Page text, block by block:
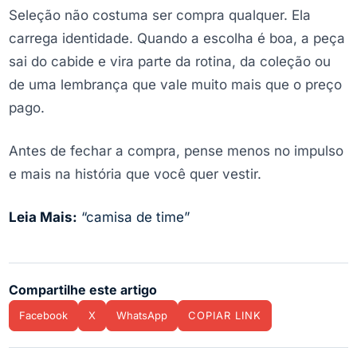
Seleção não costuma ser compra qualquer. Ela
carrega identidade. Quando a escolha é boa, a peça
sai do cabide e vira parte da rotina, da coleção ou
de uma lembrança que vale muito mais que o preço
pago.
Antes de fechar a compra, pense menos no impulso
e mais na história que você quer vestir.
Leia Mais: “camisa de time”
Compartilhe este artigo
Facebook X WhatsApp COPIAR LINK